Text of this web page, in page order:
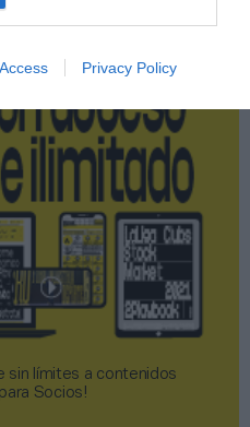
Privacy Policy
sin límites a contenidos
Socios!​​​​​​​